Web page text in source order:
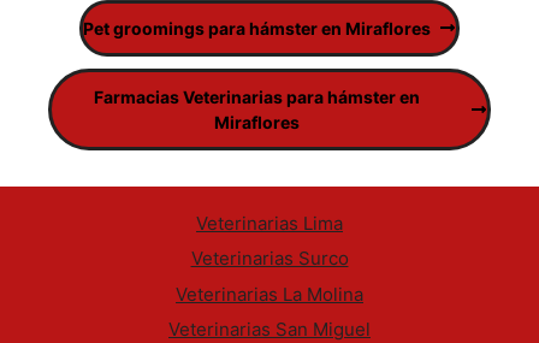
Pet groomings para hámster en Miraflores
Farmacias Veterinarias para hámster en
Miraflores
Veterinarias Lima
Veterinarias Surco
Veterinarias La Molina
Veterinarias San Miguel